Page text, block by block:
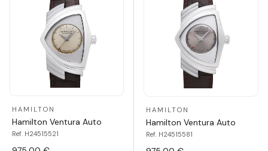
HAMILTON
Hamilton Ventura Auto
Ref. H24515521
HAMILTON
Hamilton Ventura Auto
Ref. H24515581